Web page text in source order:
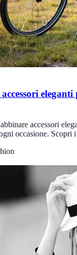
accessori
occasione. Scopri